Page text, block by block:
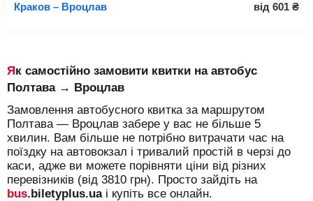
Краков – Вроцлав
від 601 ₴
Як самостійно замовити квитки на автобус
Полтава → Вроцлав
Замовлення автобусного квитка за маршрутом
Полтава — Вроцлав забере у вас не більше 5
хвилин. Вам більше не потрібно витрачати час на
поїздку на автовокзал і тривалий простій в черзі до
каси, адже ви можете порівняти ціни від різних
перевізників (від 3810 грн). Просто зайдіть на
bus.biletyplus.uaі купіть все онлайн.